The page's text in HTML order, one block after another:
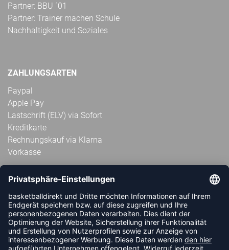
Partner: BBU ´01
Partner: Trainer machen Schule
Nachhaltigkeit und Soziales
ZAHLUNGSARTEN
Paypal
Apple Pay
Lastschrift (ELV) via Sofort
Kreditkarte
Rechnungskauf via Klarna
Vorkasse
ABONNIERE JETZT DEN KOSTENLOSEN
HANDBALLDIREKT-NEWSLETTER UND VERPASSE KEINE
NEUIGKEIT ODER AKTION MEHR.
JETZT ANMELDEN